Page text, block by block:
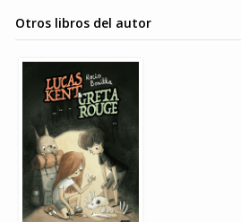
Otros libros del autor